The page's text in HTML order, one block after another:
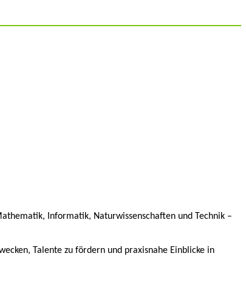
Informatik, Naturwissenschaften und Technik –
Talente zu fördern und praxisnahe Einblicke in